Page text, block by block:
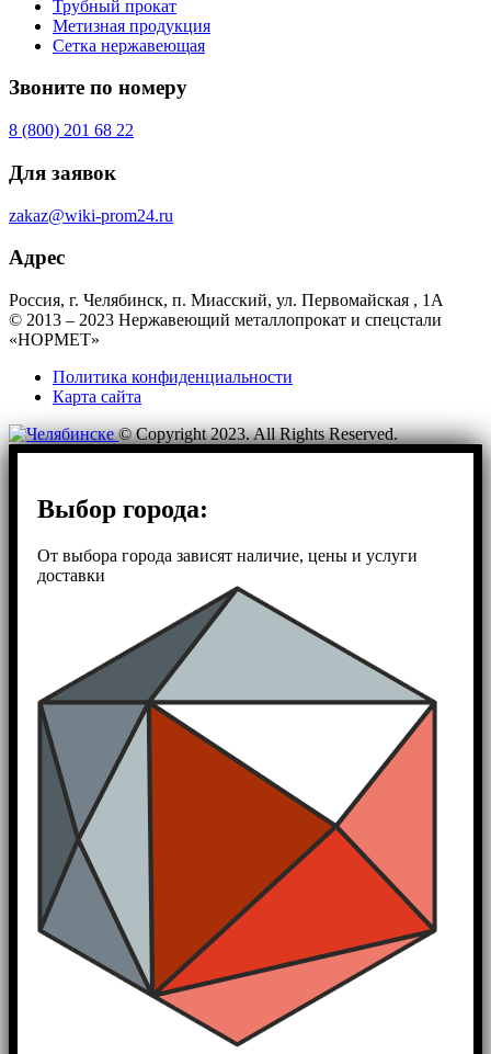
Трубный прокат
Метизная продукция
Сетка нержавеющая
Звоните по номеру
8 (800) 201 68 22
Для заявок
zakaz@wiki-prom24.ru
Адрес
Россия, г. Челябинск, п. Миасский, ул. Первомайская , 1А
© 2013 – 2023 Нержавеющий металлопрокат и спецстали
«НОРМЕТ»
Политика конфиденциальности
Карта сайта
© Copyright 2023. All Rights Reserved.
Выбор города:
От выбора города зависят наличие, цены и услуги
доставки